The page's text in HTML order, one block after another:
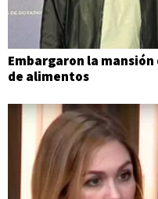
Embargaron la mansión
de alimentos